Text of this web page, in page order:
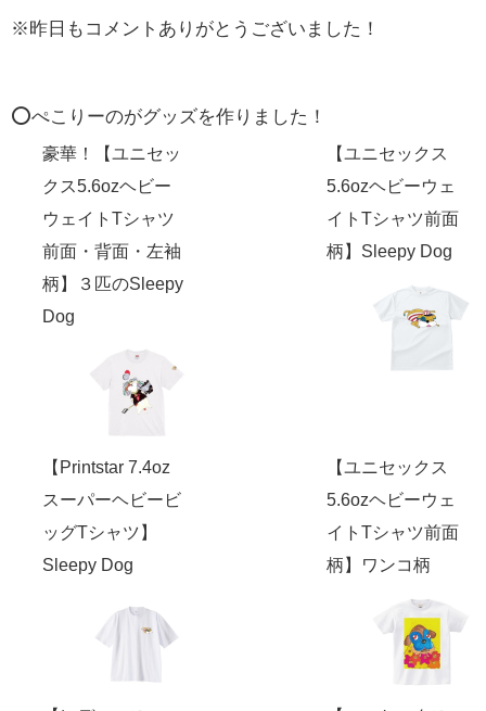
※昨日もコメントありがとうございました！
⭕️ぺこりーのがグッズを作りました！
豪華！【ユニセッ
クス5.6ozヘビー
ウェイトTシャツ
前面・背面・左袖
柄】３匹のSleepy
Dog
【ユニセックス
5.6ozヘビーウェ
イトTシャツ前面
柄】Sleepy Dog
【Printstar 7.4oz
スーパーヘビービ
ッグTシャツ】
Sleepy Dog
【ユニセックス
5.6ozヘビーウェ
イトTシャツ前面
柄】ワンコ柄